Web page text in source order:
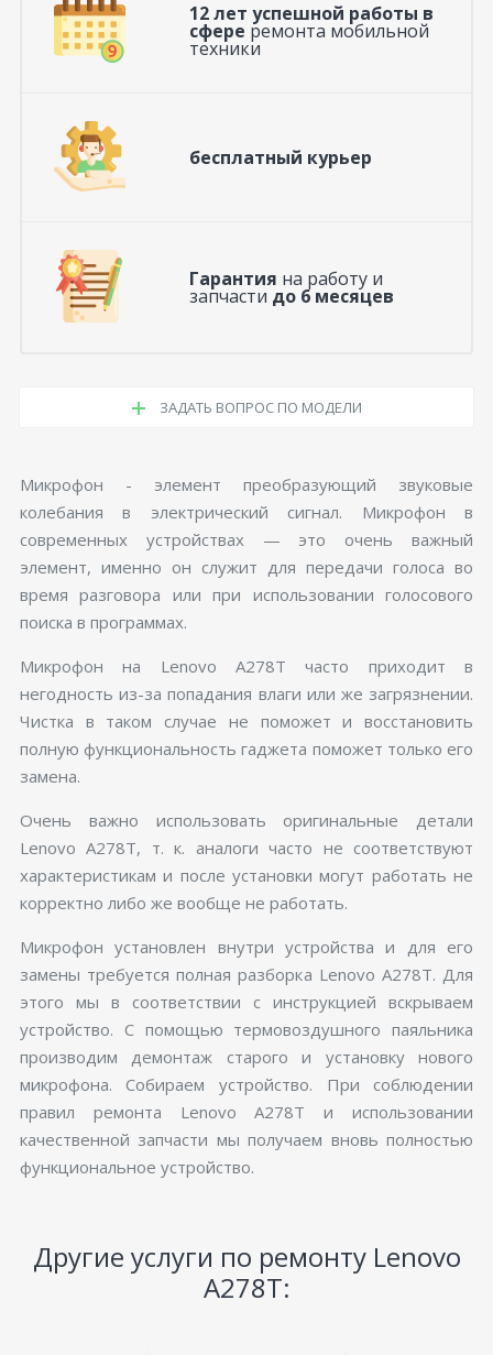
12 лет успешной работы в
сфере ремонта мобильной
техники
бесплатный курьер
Гарантия на работу и
запчасти до 6 месяцев
ЗАДАТЬ ВОПРОС ПО МОДЕЛИ
Микрофон - элемент преобразующий звуковые
колебания в электрический сигнал. Микрофон в
современных устройствах — это очень важный
элемент, именно он служит для передачи голоса во
время разговора или при использовании голосового
поиска в программах.
Микрофон на Lenovo A278T часто приходит в
негодность из-за попадания влаги или же загрязнении.
Чистка в таком случае не поможет и восстановить
полную функциональность гаджета поможет только его
замена.
Очень важно использовать оригинальные детали
Lenovo A278T, т. к. аналоги часто не соответствуют
характеристикам и после установки могут работать не
корректно либо же вообще не работать.
Микрофон установлен внутри устройства и для его
замены требуется полная разборка Lenovo A278T. Для
этого мы в соответствии с инструкцией вскрываем
устройство. С помощью термовоздушного паяльника
производим демонтаж старого и установку нового
микрофона. Собираем устройство. При соблюдении
правил ремонта Lenovo A278T и использовании
качественной запчасти мы получаем вновь полностью
функциональное устройство.
Другие услуги по ремонту Lenovo
A278T: